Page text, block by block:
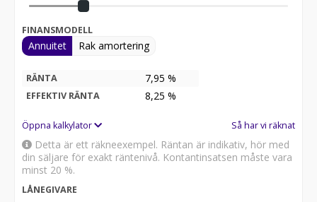
FINANSMODELL
Annuitet Rak amortering
RÄNTA 7,95 %
EFFEKTIV RÄNTA 8,25 %
Öppna kalkylator Så har vi räknat
Detta är ett räkneexempel. Räntan är indikativ, hör med
din säljare för exakt räntenivå. Kontantinsatsen måste vara
minst 20 %.
LÅNEGIVARE